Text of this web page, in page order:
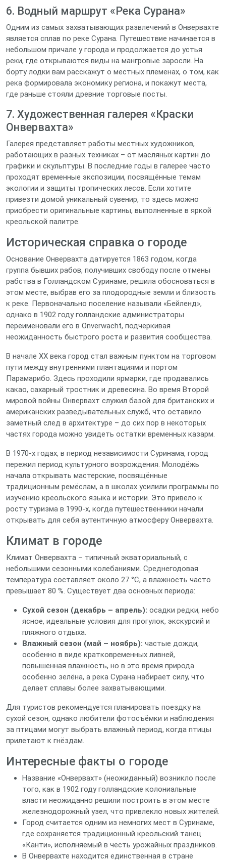
6. Водный маршрут «Река Сурана»
Одним из самых захватывающих развлечений в Онвервахте
является сплав по реке Сурана. Путешествие начинается в
небольшом причале у города и продолжается до устья
реки, где открываются виды на мангровые заросли. На
борту лодки вам расскажут о местных племенах, о том, как
река формировала экономику региона, и покажут места,
где раньше стояли древние торговые посты.
7. Художественная галерея «Краски
Онвервахта»
Галерея представляет работы местных художников,
работающих в разных техниках – от масляных картин до
графики и скульптуры. В последние годы в галерее часто
проходят временные экспозиции, посвящённые темам
экологии и защиты тропических лесов. Если хотите
привезти домой уникальный сувенир, то здесь можно
приобрести оригинальные картины, выполненные в яркой
креольской палитре.
Историческая справка о городе
Основание Онвервахта датируется 1863 годом, когда
группа бывших рабов, получивших свободу после отмены
рабства в Голландском Суринаме, решила обосноваться в
этом месте, выбрав его за плодородные земли и близость
к реке. Первоначально поселение называли «Бейленд»,
однако в 1902 году голландские администраторы
переименовали его в Onverwacht, подчеркивая
неожиданность быстрого роста и развития сообщества.
В начале XX века город стал важным пунктом на торговом
пути между внутренними плантациями и портом
Парамарибо. Здесь проходили ярмарки, где продавались
какао, сахарный тростник и древесина. Во время Второй
мировой войны Онвервахт служил базой для британских и
американских разведывательных служб, что оставило
заметный след в архитектуре – до сих пор в некоторых
частях города можно увидеть остатки временных казарм.
В 1970‑х годах, в период независимости Суринама, город
пережил период культурного возрождения. Молодёжь
начала открывать мастерские, посвящённые
традиционным ремёслам, а в школах усилили программы по
изучению креольского языка и истории. Это привело к
росту туризма в 1990‑х, когда путешественники начали
открывать для себя аутентичную атмосферу Онвервахта.
Климат в городе
Климат Онвервахта – типичный экваториальный, с
небольшими сезонными колебаниями. Среднегодовая
температура составляет около 27 °C, а влажность часто
превышает 80 %. Существует два основных периода:
Сухой сезон (декабрь – апрель): осадки редки, небо
ясное, идеальные условия для прогулок, экскурсий и
пляжного отдыха.
Влажный сезон (май – ноябрь): частые дожди,
особенно в виде кратковременных ливней,
повышенная влажность, но в это время природа
особенно зелёна, а река Сурана набирает силу, что
делает сплавы более захватывающими.
Для туристов рекомендуется планировать поездку на
сухой сезон, однако любители фотосъёмки и наблюдения
за птицами могут выбрать влажный период, когда птицы
прилетают к гнёздам.
Интересные факты о городе
Название «Онвервахт» (неожиданный) возникло после
того, как в 1902 году голландские колониальные
власти неожиданно решили построить в этом месте
железнодорожный узел, что привлекло новых жителей.
Город считается одним из немногих мест в Суринаме,
где сохраняется традиционный креольский танец
«Канти», исполняемый в честь урожайных праздников.
В Онвервахте находится единственная в стране